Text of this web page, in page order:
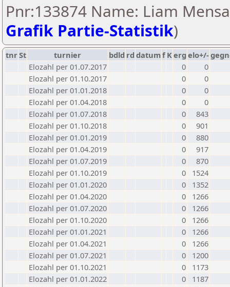
Pnr:133874 Name: Liam
Grafik Partie-Statistik)
tnrSt turnier bdld rd datumf Kerg elo+/-
Elozahl per 01.07.2017
0
0
Elozahl per 01.10.2017
0
0
Elozahl per 01.01.2018
0
0
Elozahl per 01.04.2018
0
0
Elozahl per 01.07.2018
0
843
Elozahl per 01.10.2018
0
901
Elozahl per 01.01.2019
0
880
Elozahl per 01.04.2019
0
917
Elozahl per 01.07.2019
0
870
Elozahl per 01.10.2019
0
1524
Elozahl per 01.01.2020
0
1352
Elozahl per 01.04.2020
0
1266
Elozahl per 01.07.2020
0
1266
Elozahl per 01.10.2020
0
1266
Elozahl per 01.01.2021
0
1266
Elozahl per 01.04.2021
0
1266
Elozahl per 01.07.2021
0
1200
Elozahl per 01.10.2021
0
1173
Elozahl per 01.01.2022
0
1187